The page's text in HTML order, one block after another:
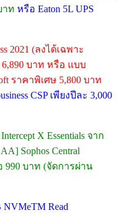
าท หรือ Eaton 5L UPS
2021 (ลงได้เฉพาะ
6,890 บาท หรือ แบบ
ราคาพิเศษ 5,800 บาท
CSP เพียงปีละ 3,000
X Essentials จาก
Sophos Central
990 บาท (จัดการผ่าน
Read